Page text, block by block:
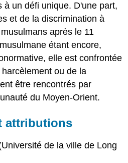
à un défi unique. D'une part,
et de la discrimination à
après le 11
étant encore,
elle est confrontée
ou de la
être rencontrés par
du Moyen-Orient.
attributions
de la ville de Long